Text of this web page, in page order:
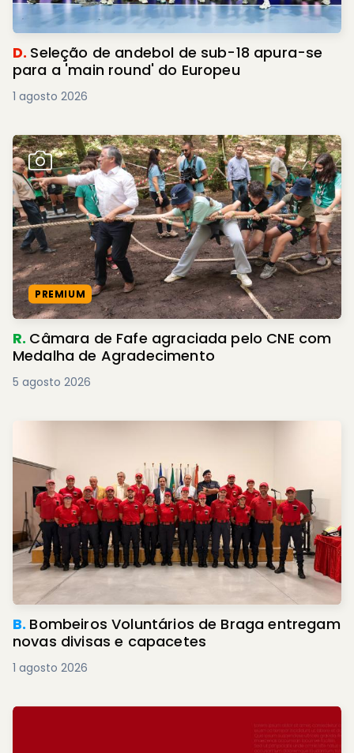
D. Seleção de andebol de sub-18 apura-se
para a 'main round' do Europeu
1 agosto 2026
PREMIUM
R. Câmara de Fafe agraciada pelo CNE com
Medalha de Agradecimento
5 agosto 2026
B. Bombeiros Voluntários de Braga entregam
novas divisas e capacetes
1 agosto 2026